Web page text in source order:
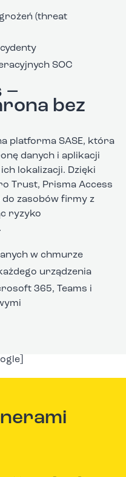
(threat
SOC
–
bez
platforma SASE, która
danych i aplikacji
lokalizacji. Dzięki
Trust, Prisma Access
do zasobów firmy z
ryzyko
w chmurze
urządzenia
365, Teams i